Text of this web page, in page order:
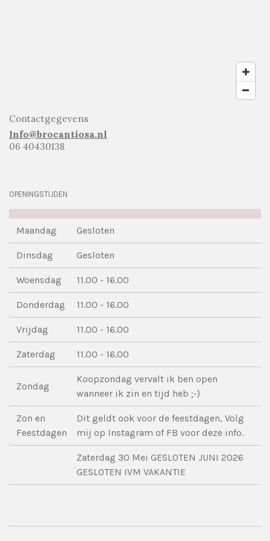
Contactgegevens
Info@brocantiosa.nl
06 40430138
OPENINGSTIJDEN
Maandag Gesloten
Dinsdag Gesloten
Woensdag 11.00 - 16.00
Donderdag 11.00 - 16.00
Vrijdag 11.00 - 16.00
Zaterdag 11.00 - 16.00
Zondag
Koopzondag vervalt ik ben open
wanneer ik zin en tijd heb ;-)
Zon en
Feestdagen
Dit geldt ook voor de feestdagen, Volg
mij op Instagram of FB voor deze info.
Zaterdag 30 Mei GESLOTEN JUNI 2026
GESLOTEN IVM VAKANTIE